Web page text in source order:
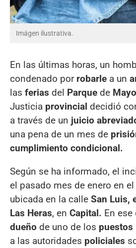
Imágen ilustrativa.
En las últimas horas, un
condenado por robarle a un
las ferias del Parque de
Justicia provincial decidió
a través de un juicio
una pena de un mes de
cumplimiento condicional.
Según se ha informado, el
el pasado mes de enero en
ubicada en la calle San Luis,
Las Heras, en Capital. En ese
dueño de uno de los puestos
a las autoridades policiales